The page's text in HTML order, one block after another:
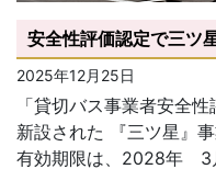
安全性評価認定で三
2025年12月25日
「貸切バス事業者安全
新設された 『三ツ星』
有効期限は、2028年